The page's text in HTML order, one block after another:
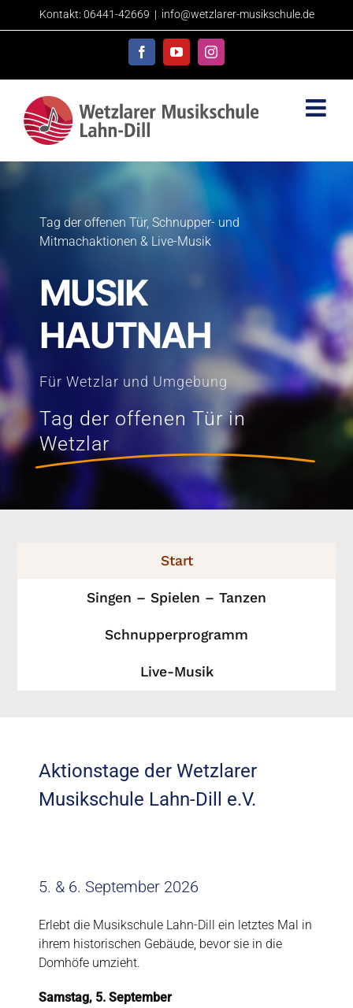
to
Kontakt: 06441-42669 | info@wetzlarer-musikschule.de
FacebookYouTubeInstagram
Tag der offenen Tür, Schnupper- und
Mitmachaktionen & Live-Musik
MUSIK
HAUTNAH
Für Wetzlar und Umgebung
Tag der offenen Tür in
Wetzlar
Start
Singen – Spielen – Tanzen
Schnupperprogramm
Live-Musik
Aktionstage der Wetzlarer
Musikschule Lahn-Dill e.V.
5. & 6. September 2026
Erlebt die Musikschule Lahn-Dill ein letztes Mal in
ihrem historischen Gebäude, bevor sie in die
Domhöfe umzieht.
Samstag, 5. September